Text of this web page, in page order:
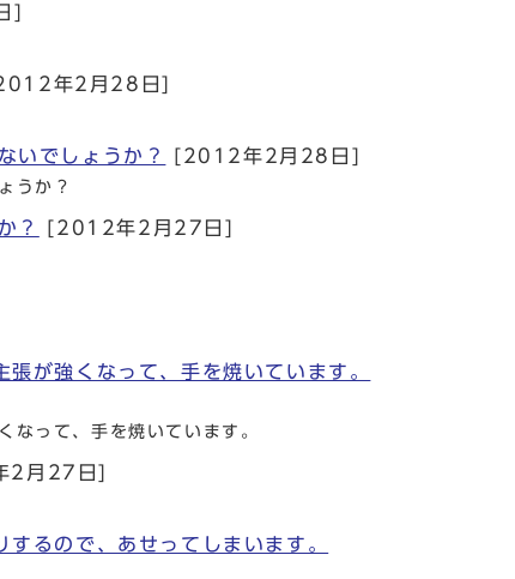
]
年2月28日]
いでしょうか？ [2012年2月28日]
うか？
？ [2012年2月27日]
が強くなって、手を焼いています。
なって、手を焼いています。
2月27日]
るので、あせってしまいます。